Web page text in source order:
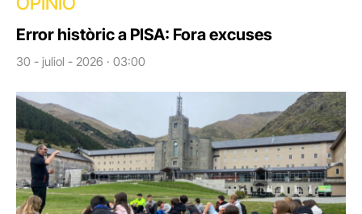
Error històric a PISA: Fora excuses
30 - juliol - 2026 · 03:00